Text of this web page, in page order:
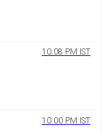
10:08 PM IST
10:00 PM IST